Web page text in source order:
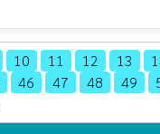
10 11 12 13
46 47 48 49